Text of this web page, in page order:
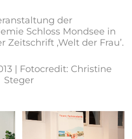
der
Schloss Mondsee in
Zeitschrift ‚Welt der Frau’.
| Fotocredit: Christine
Steger